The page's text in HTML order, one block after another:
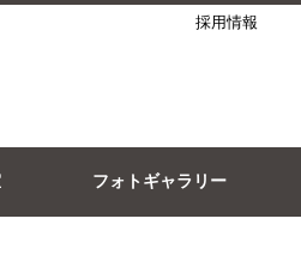
採用情報
フォトギャラリー